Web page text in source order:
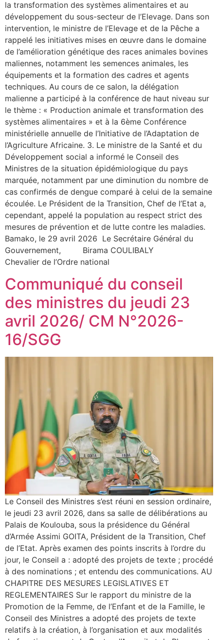
la transformation des systèmes alimentaires et au
développement du sous-secteur de l’Elevage. Dans son
intervention, le ministre de l’Elevage et de la Pêche a
rappelé les initiatives mises en œuvre dans le domaine
de l’amélioration génétique des races animales bovines
maliennes, notamment les semences animales, les
équipements et la formation des cadres et agents
techniques. Au cours de ce salon, la délégation
malienne a participé à la conférence de haut niveau sur
le thème : « Production animale et transformation des
systèmes alimentaires » et à la 6ème Conférence
ministérielle annuelle de l’Initiative de l’Adaptation de
l’Agriculture Africaine. 3. Le ministre de la Santé et du
Développement social a informé le Conseil des
Ministres de la situation épidémiologique du pays
marquée, notamment par une diminution du nombre de
cas confirmés de dengue comparé à celui de la semaine
écoulée. Le Président de la Transition, Chef de l’Etat a,
cependant, appelé la population au respect strict des
mesures de prévention et de lutte contre les maladies.
Bamako, le 29 avril 2026 Le Secrétaire Général du
Gouvernement, Birama COULIBALY
Chevalier de l’Ordre national
Communiqué du conseil
des ministres du jeudi 23
avril 2026/ CM N°2026-
16/SGG
Le Conseil des Ministres s’est réuni en session ordinaire,
le jeudi 23 avril 2026, dans sa salle de délibérations au
Palais de Koulouba, sous la présidence du Général
d’Armée Assimi GOITA, Président de la Transition, Chef
de l’Etat. Après examen des points inscrits à l’ordre du
jour, le Conseil a : adopté des projets de texte ; procédé
à des nominations ; et entendu des communications. AU
CHAPITRE DES MESURES LEGISLATIVES ET
REGLEMENTAIRES Sur le rapport du ministre de la
Promotion de la Femme, de l’Enfant et de la Famille, le
Conseil des Ministres a adopté des projets de texte
relatifs à la création, à l’organisation et aux modalités